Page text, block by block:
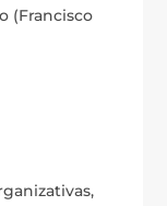
(Francisco